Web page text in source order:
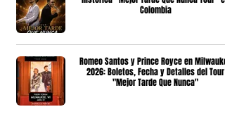
Colombia
Romeo Santos y Prince Royce en Milwaukee
2026: Boletos, Fecha y Detalles del Tour
"Mejor Tarde Que Nunca"